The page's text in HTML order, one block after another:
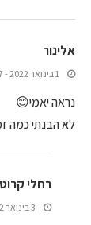
אלינור
1 בינואר 2022 - 23:47
נראה יאמי😊
לא הבנתי כמה
רחלי קרוט
3 בינואר 2022 - 7:43